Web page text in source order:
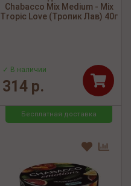
Chabacco Mix Medium - Mix
Tropic Love (Тропик Лав) 40г
✓ В наличии
314 р.
Бесплатная доставка